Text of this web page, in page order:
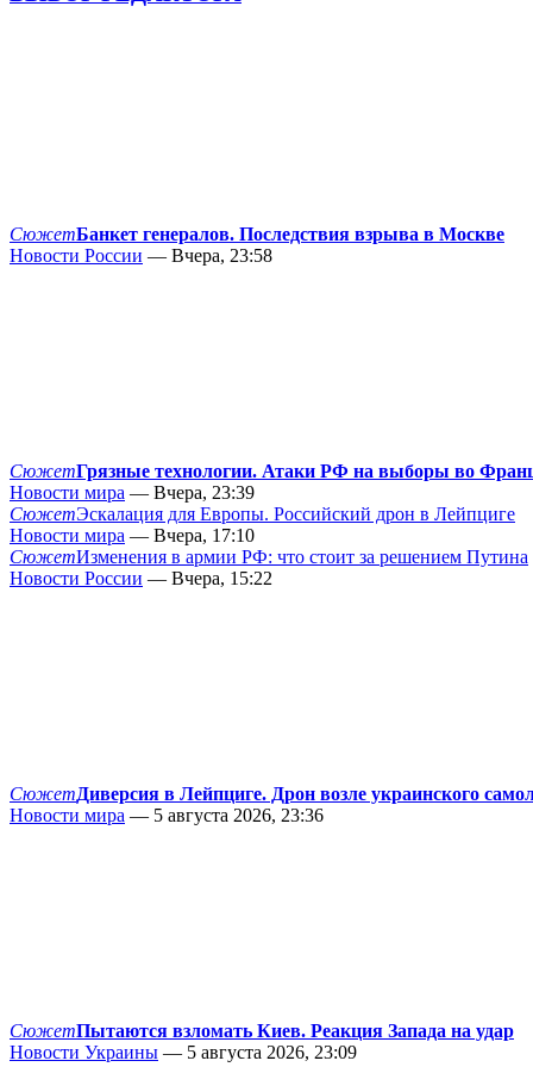
СюжетБанкет генералов. Последствия взрыва в Москве
Новости России — Вчера, 23:58
СюжетГрязные технологии. Атаки РФ на выборы во
Новости мира — Вчера, 23:39
СюжетЭскалация для Европы. Российский дрон в Лейпциге
Новости мира — Вчера, 17:10
СюжетИзменения в армии РФ: что стоит за решением Путина
Новости России — Вчера, 15:22
СюжетДиверсия в Лейпциге. Дрон возле украинского
Новости мира — 5 августа 2026, 23:36
СюжетПытаются взломать Киев. Реакция Запада на удар
Новости Украины — 5 августа 2026, 23:09